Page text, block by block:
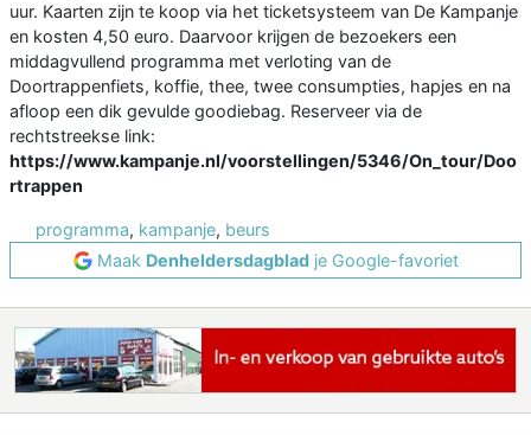
uur. Kaarten zijn te koop via het ticketsysteem van De Kampanje
en kosten 4,50 euro. Daarvoor krijgen de bezoekers een
middagvullend programma met verloting van de
Doortrappenfiets, koffie, thee, twee consumpties, hapjes en na
afloop een dik gevulde goodiebag. Reserveer via de
rechtstreekse link:
https://www.kampanje.nl/voorstellingen/5346/On_tour/Doo
rtrappen
programma, kampanje, beurs
Maak Denheldersdagbladje Google-favoriet